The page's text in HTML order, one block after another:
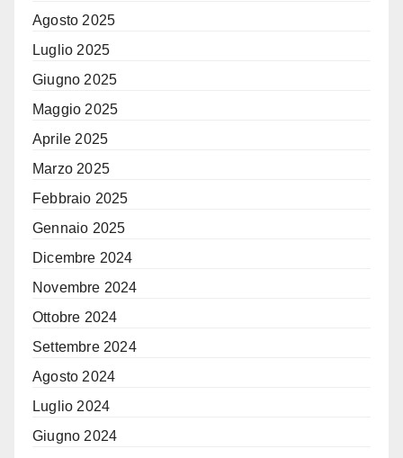
Agosto 2025
Luglio 2025
Giugno 2025
Maggio 2025
Aprile 2025
Marzo 2025
Febbraio 2025
Gennaio 2025
Dicembre 2024
Novembre 2024
Ottobre 2024
Settembre 2024
Agosto 2024
Luglio 2024
Giugno 2024